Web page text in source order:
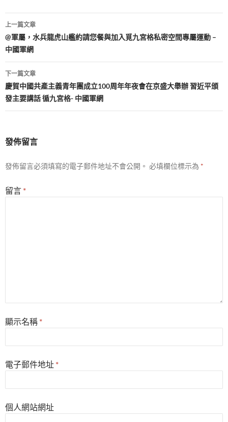
文
章
導
覽
上一篇文章
@軍屬，水兵龍虎山艦約請您餐與加入覓九宮格私密空間專屬運動 –
中國軍網
下一篇文章
慶賀中國共產主義青年團成立100周年年夜會在京盛大舉辦 習近平頒
發主要講話 循九宮格- 中國軍網
發佈留言
發佈留言必須填寫的電子郵件地址不會公開。 必填欄位標示為 *
留言 *
顯示名稱 *
電子郵件地址 *
個人網站網址